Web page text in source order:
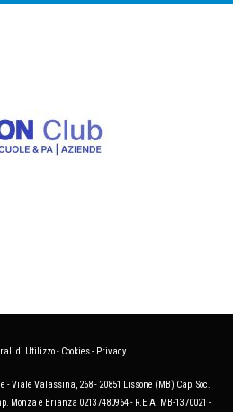
di Utilizzo- Cookies- Privacy
- Viale Valassina, 268 - 20851 Lissone (MB) Cap. Soc.
Monza e Brianza 02137480964 - R.E.A. MB-1370021 -